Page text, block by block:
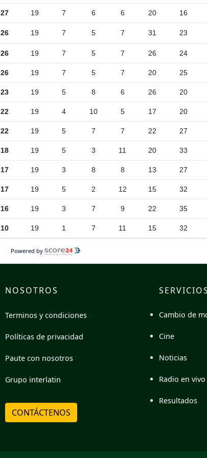
27 19 7 6 6 20 16
26 19 7 5 7 31 23
26 19 7 5 7 26 24
26 19 7 5 7 20 25
23 19 5 8 6 26 20
22 19 4 10 5 17 20
22 19 5 7 7 22 27
18 19 5 3 11 20 33
17 19 3 8 8 13 27
17 19 5 2 12 15 32
16 19 3 7 9 22 35
10 19 1 7 11 15 32
Powered by
NOSOTROS
Terminos y condiciones
Políticas de privacidad
Paute con nosotros
Grupo interlatin
CONTÁCTENOS
SERVICIOS
Cambio de
Cine
Noticias
Radio en vivo
Resultados